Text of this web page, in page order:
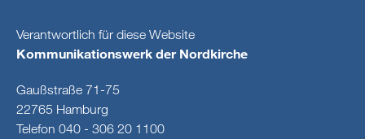
Verantwortlich für diese Website
Kommunikationswerk der Nordkirche
Gaußstraße 71-75
22765 Hamburg
Telefon 040 - 306 20 1100